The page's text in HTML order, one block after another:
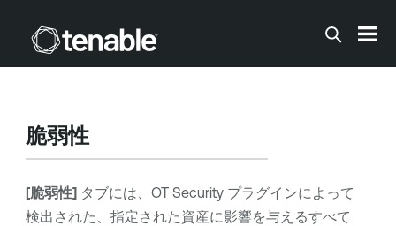
メインコンテンツに移動する
脆弱性
[脆弱性]タブには、 OT Securityプラグインによって
検出された、指定された資産に影響を与えるすべて